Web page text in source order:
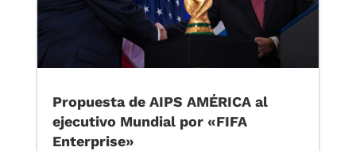
Propuesta de AIPS AMÉRICA al
ejecutivo Mundial por «FIFA
Enterprise»